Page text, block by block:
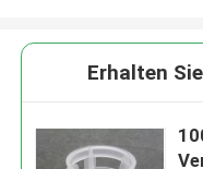
Erhalten